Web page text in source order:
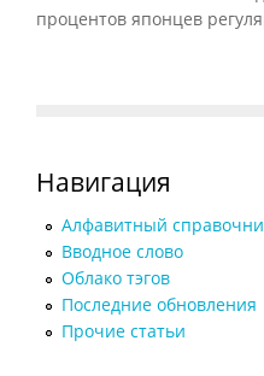
процентов японцев
Навигация
Алфавитный
Вводное слово
Облако тэгов
Последние обновления
Прочие статьи